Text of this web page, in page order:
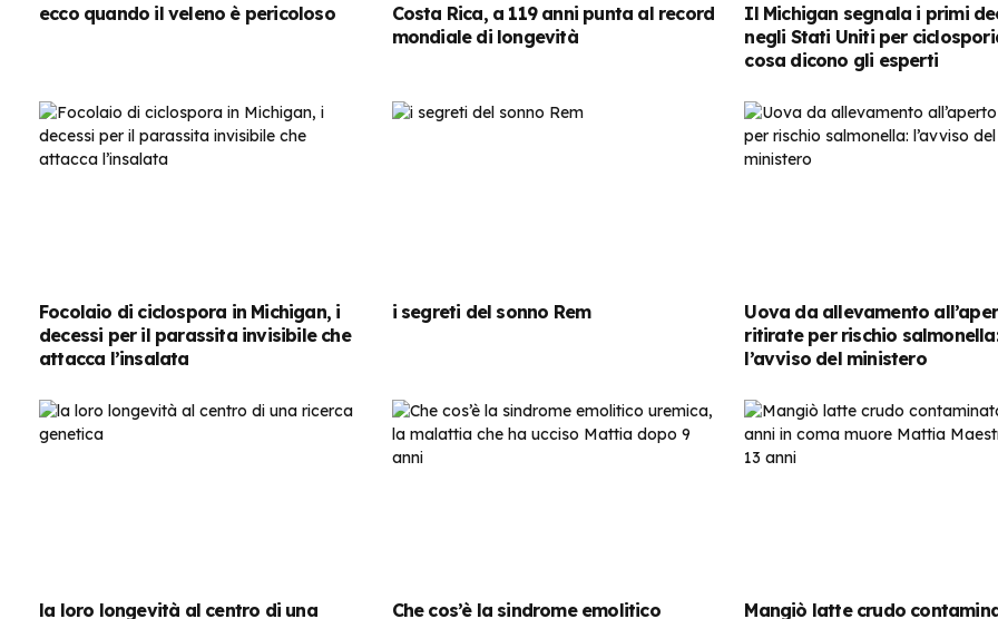
ecco quando il veleno è pericoloso
Costa Rica, a 119 anni punta al record
mondiale di longevità
Il Michigan segnala i primi
negli Stati Uniti per
cosa dicono gli esperti
Focolaio di ciclospora in Michigan, i
decessi per il parassita invisibile che
attacca l’insalata
i segreti del sonno Rem
Uova da allevamento
ritirate per rischio salmonella:
l’avviso del ministero
la loro longevità al centro di una Che cos’è la sindrome emolitico Mangiò latte crudo